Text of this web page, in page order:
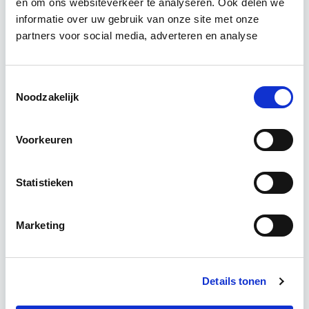
informatie over uw gebruik van onze site met onze
partners voor social media, adverteren en analyse
Noodzakelijk
Voorkeuren
Statistieken
Marketing
Details tonen
Leer hoe je problemen voorkomt én hoe je (helaas
zo goed mogelijk zelf kunt afhandelen. Klassikaal
Utrecht en/of online
Eerstvolgende startdatum
wo 16 sep 2026 - Utrecht of Online